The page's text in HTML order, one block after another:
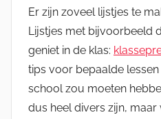
Er zijn zoveel lijstjes te
Lijstjes met bijvoorbeeld
geniet in de klas:
tips voor bepaalde
school zou moeten
dus heel divers zijn,